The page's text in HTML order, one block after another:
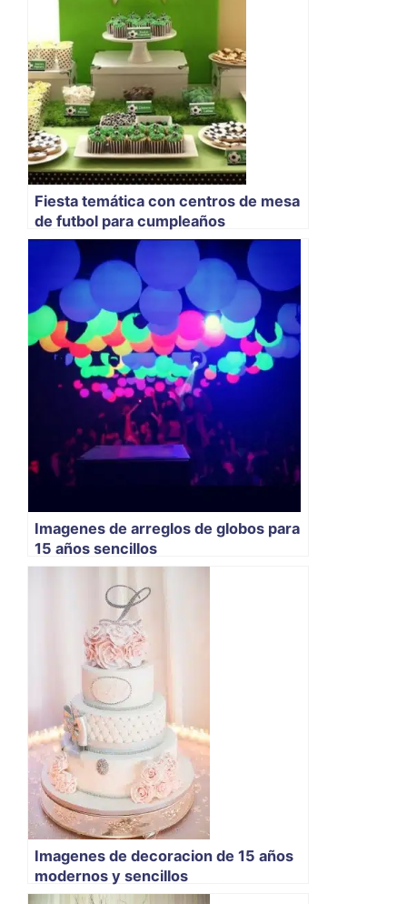
Fiesta temática con centros de mesa
de futbol para cumpleaños
Imagenes de arreglos de globos para
15 años sencillos
Imagenes de decoracion de 15 años
modernos y sencillos